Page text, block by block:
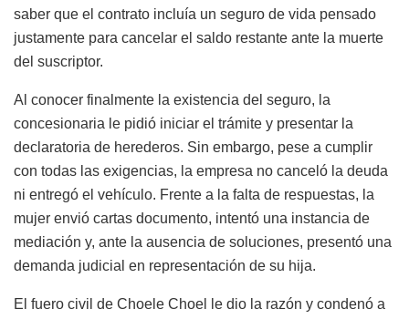
saber que el contrato incluía un seguro de vida pensado
justamente para cancelar el saldo restante ante la muerte
del suscriptor.
Al conocer finalmente la existencia del seguro, la
concesionaria le pidió iniciar el trámite y presentar la
declaratoria de herederos. Sin embargo, pese a cumplir
con todas las exigencias, la empresa no canceló la deuda
ni entregó el vehículo. Frente a la falta de respuestas, la
mujer envió cartas documento, intentó una instancia de
mediación y, ante la ausencia de soluciones, presentó una
demanda judicial en representación de su hija.
El fuero civil de Choele Choel le dio la razón y condenó a